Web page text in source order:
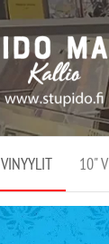
VINYYLIT 10"